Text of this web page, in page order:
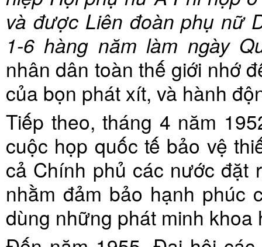
và được Liên đoàn phụ nữ
1-6 hàng năm làm ngày
nhân dân toàn thế giới nhớ
của bọn phát xít, và hành
Tiếp theo, tháng 4 năm
cuộc họp quốc tế bảo vệ
cả Chính phủ các nước đặt
nhằm đảm bảo hạnh phúc
dùng những phát minh